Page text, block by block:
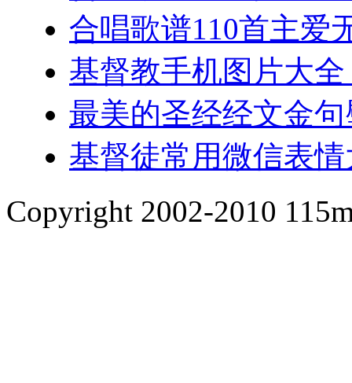
合唱歌谱110首主爱
基督教手机图片大
最美的圣经经文金
基督徒常用微信表
Copyright 2002-2010